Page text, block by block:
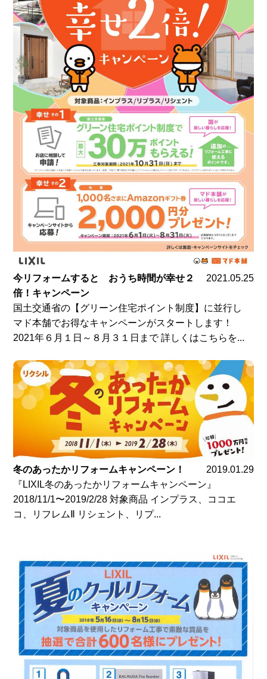
今リフォームすると おうち時間が幸せ２
倍！キャンペーン
2021.05.25
国土交通省の【グリーン住宅ポイント制度】に並行し
マド本舗でお得なキャンペーンがスタートします！
2021年６月１日～８月３１日まで 詳しくはこちらを...
冬のあったかリフォームキャンペーン！
2019.01.29
『LIXIL冬のあったかリフォームキャンペーン』
2018/11/1〜2019/2/28 対象商品 インプラス、ココエ
コ、リフレムⅡ リシェント、リプ...